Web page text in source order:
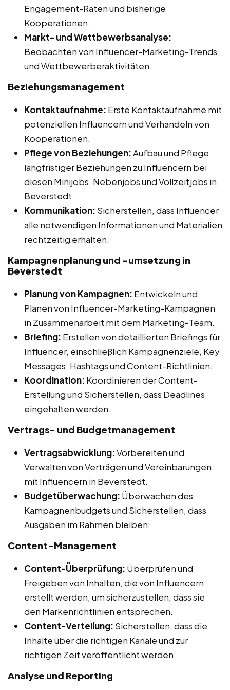
Engagement-Raten und bisherige
Kooperationen.
Markt- und Wettbewerbsanalyse:
Beobachten von Influencer-Marketing-Trends
und Wettbewerberaktivitäten.
Beziehungsmanagement
Kontaktaufnahme: Erste Kontaktaufnahme mit
potenziellen Influencern und Verhandeln von
Kooperationen.
Pflege von Beziehungen:Aufbau und Pflege
langfristiger Beziehungen zu Influencern bei
diesen Minijobs, Nebenjobs und Vollzeitjobs in
Beverstedt.
Kommunikation: Sicherstellen, dass Influencer
alle notwendigen Informationen und Materialien
rechtzeitig erhalten.
Kampagnenplanung und -umsetzung in
Beverstedt
Planung von Kampagnen: Entwickeln und
Planen von Influencer-Marketing-Kampagnen
in Zusammenarbeit mit dem Marketing-Team.
Briefing: Erstellen von detaillierten Briefings für
Influencer, einschließlich Kampagnenziele, Key
Messages, Hashtags und Content-Richtlinien.
Koordination: Koordinieren der Content-
Erstellung und Sicherstellen, dass Deadlines
eingehalten werden.
Vertrags- und Budgetmanagement
Vertragsabwicklung:Vorbereiten und
Verwalten von Verträgen und Vereinbarungen
mit Influencern in Beverstedt.
Budgetüberwachung: Überwachen des
Kampagnenbudgets und Sicherstellen, dass
Ausgaben im Rahmen bleiben.
Content-Management
Content-Überprüfung: Überprüfen und
Freigeben von Inhalten, die von Influencern
erstellt werden, um sicherzustellen, dass sie
den Markenrichtlinien entsprechen.
Content-Verteilung: Sicherstellen, dass die
Inhalte über die richtigen Kanäle und zur
richtigen Zeit veröffentlicht werden.
Analyse und Reporting